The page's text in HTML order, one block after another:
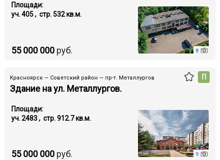
8
55 000 000руб.
Площади:
уч. 405 , стр. 532 кв.м.
Красноярск — Советский район — пр-т. Металлургов
Здание на ул. Металлургов.
П
9
55 000 000руб.
Площади:
уч. 2483 , стр. 912.7 кв.м.